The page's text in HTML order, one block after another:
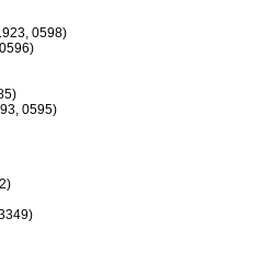
0598)
0595)